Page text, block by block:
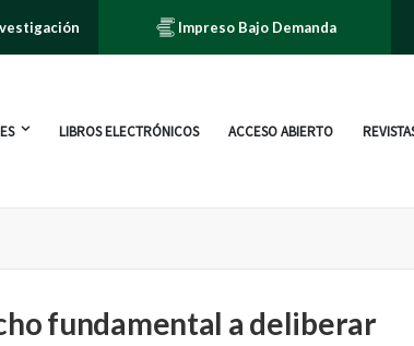
Impreso Bajo Demanda
LIBROS ELECTRÓNICOS ACCESO ABIERTO
fundamental a deliberar